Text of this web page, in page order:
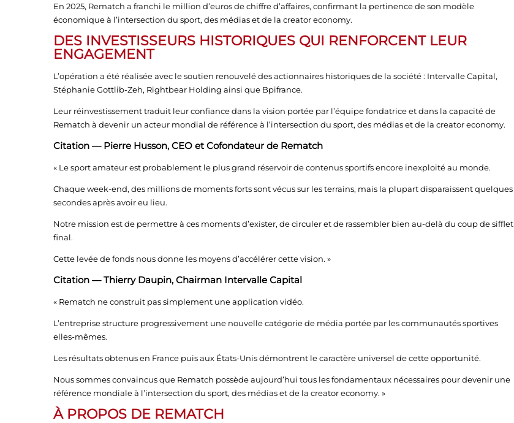
En 2025, Rematch a franchi le million d’euros de chiffre d’affaires, confirmant la pertinence de son modèle
économique à l’intersection du sport, des médias et de la creator economy.
DES INVESTISSEURS HISTORIQUES QUI RENFORCENT LEUR
ENGAGEMENT
L’opération a été réalisée avec le soutien renouvelé des actionnaires historiques de la société : Intervalle Capital,
Stéphanie Gottlib-Zeh, Rightbear Holding ainsi que Bpifrance.
Leur réinvestissement traduit leur confiance dans la vision portée par l’équipe fondatrice et dans la capacité de
Rematch à devenir un acteur mondial de référence à l’intersection du sport, des médias et de la creator economy.
Citation — Pierre Husson, CEO et Cofondateur de Rematch
« Le sport amateur est probablement le plus grand réservoir de contenus sportifs encore inexploité au monde.
Chaque week-end, des millions de moments forts sont vécus sur les terrains, mais la plupart disparaissent quelques
secondes après avoir eu lieu.
Notre mission est de permettre à ces moments d’exister, de circuler et de rassembler bien au-delà du coup de sifflet
final.
Cette levée de fonds nous donne les moyens d’accélérer cette vision. »
Citation — Thierry Daupin, Chairman Intervalle Capital
« Rematch ne construit pas simplement une application vidéo.
L’entreprise structure progressivement une nouvelle catégorie de média portée par les communautés sportives
elles-mêmes.
Les résultats obtenus en France puis aux États-Unis démontrent le caractère universel de cette opportunité.
Nous sommes convaincus que Rematch possède aujourd’hui tous les fondamentaux nécessaires pour devenir une
référence mondiale à l’intersection du sport, des médias et de la creator economy. »
À PROPOS DE REMATCH